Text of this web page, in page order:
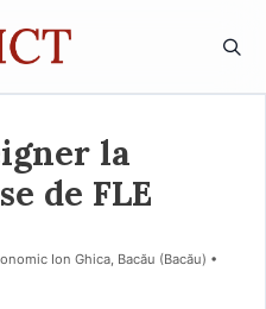
la
de FLE
Ion Ghica, Bacău (Bacău) •